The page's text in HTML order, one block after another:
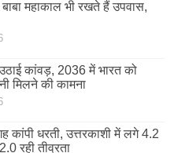
महाकाल भी रखते हैं उपवास,
कांवड़, 2036 में भारत को
मिलने की कामना
कांपी धरती, उत्तरकाशी में लगे 4.2
रही तीव्रता